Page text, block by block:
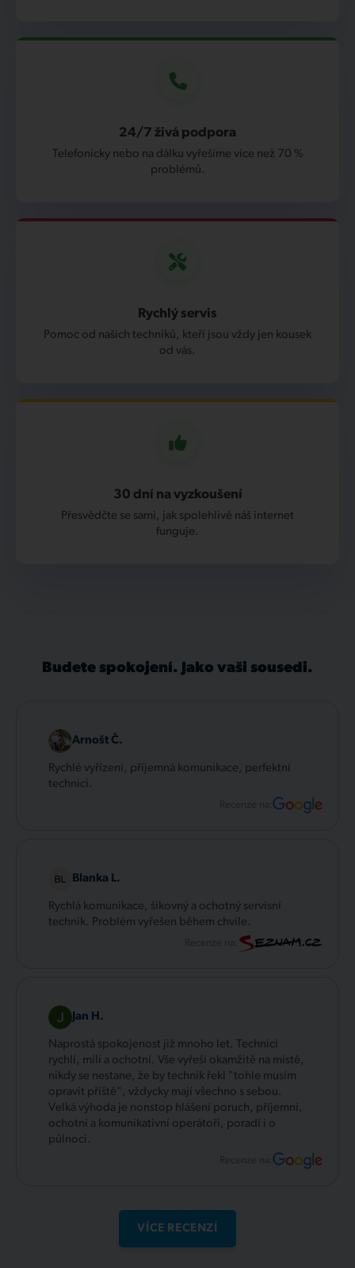
24/7 živá podpora
Telefonicky nebo na dálku vyřešíme více než 70 %
problémů.
Rychlý servis
Pomoc od našich techniků, kteří jsou vždy jen kousek
od vás.
30 dní na vyzkoušení
Přesvědčte se sami, jak spolehlivě náš internet
funguje.
Budete spokojení. Jako vaši sousedi.
Arnošt Č.
Rychlé vyřízení, příjemná komunikace, perfektní
technici.
Recenze na:
Blanka L.
Rychlá komunikace, šikovný a ochotný servisní
technik. Problém vyřešen během chvíle.
Jan H.
Naprostá spokojenost již mnoho let. Technici
rychlí, milí a ochotní. Vše vyřeší okamžitě na místě,
nikdy se nestane, že by technik řekl "tohle musím
opravit příště", vždycky mají všechno s sebou.
Velká výhoda je nonstop hlášení poruch, příjemní,
ochotní a komunikativní operátoři, poradí i o
půlnoci.
Recenze na:
VÍCE RECENZÍ